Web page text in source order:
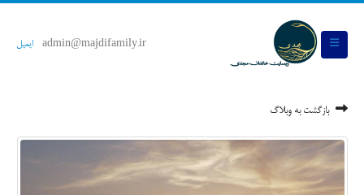
admin@majdifamily.ir ایمیل
بازگشت به وبلاگ